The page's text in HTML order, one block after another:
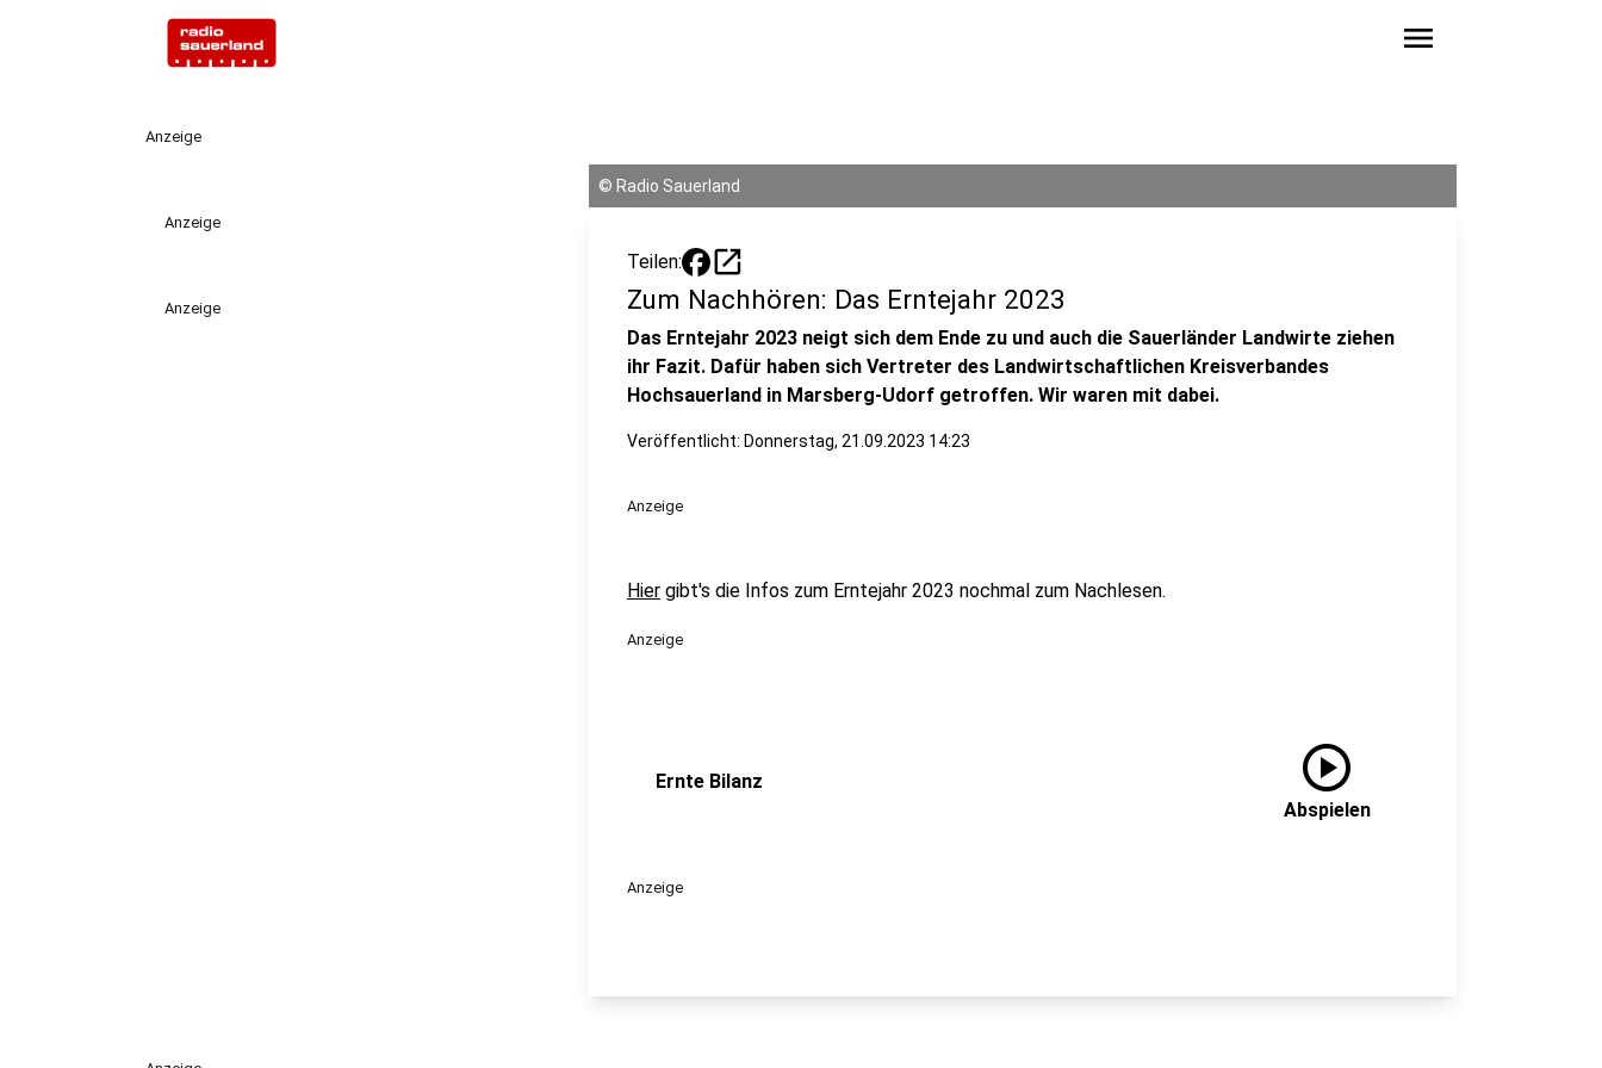
menu
Anzeige
Anzeige
Anzeige
© Radio Sauerland
Teilen: open_in_new
Zum Nachhören: Das Erntejahr 2023
Das Erntejahr 2023 neigt sich dem Ende zu und auch die Sauerländer Landwirte ziehen
ihr Fazit. Dafür haben sich Vertreter des Landwirtschaftlichen Kreisverbandes
Hochsauerland in Marsberg-Udorf getroffen. Wir waren mit dabei.
Veröffentlicht: Donnerstag, 21.09.2023 14:23
Anzeige
Hier gibt's die Infos zum Erntejahr 2023 nochmal zum Nachlesen.
Anzeige
Ernte Bilanz play_circle
Abspielen
Anzeige